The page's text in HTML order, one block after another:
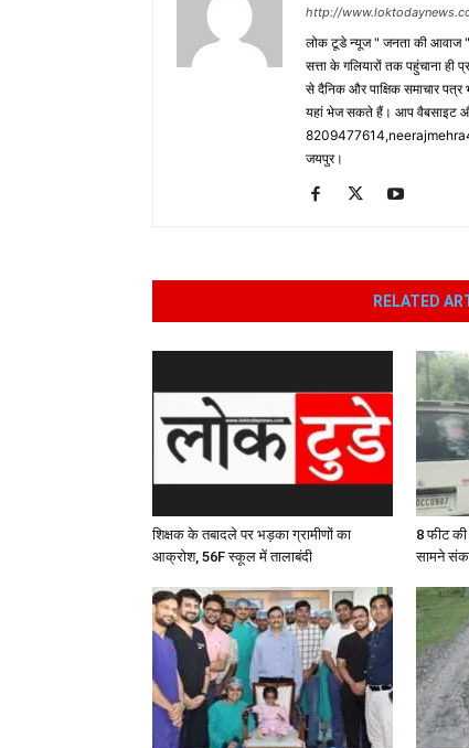
http://
लोक टूडे न्यूज " जनता की आवाज "
सत्ता के गलियारों तक पहुंचाना ही
से दैनिक और पाक्षिक समाचार
यहां भेज सकते हैं। आप वैबसाइट
जयपुर।
RELATED
शिक्षक के तबादले पर भड़का ग्रामीणों का
आक्रोश, 56F स्कूल में तालाबंदी
8 फीट
सामने